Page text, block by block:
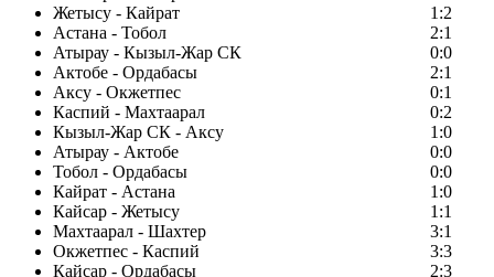
Жетысу - Кайрат
1:2
Астана - Тобол
2:1
Атырау - Кызыл-Жар СК
0:0
Актобе - Ордабасы
2:1
Аксу - Окжетпес
0:1
Каспий - Махтаарал
0:2
Кызыл-Жар СК - Аксу
1:0
Атырау - Актобе
0:0
Тобол - Ордабасы
0:0
Кайрат - Астана
1:0
Кайсар - Жетысу
1:1
Махтаарал - Шахтер
3:1
Окжетпес - Каспий
3:3
Кайсар - Ордабасы
2:3